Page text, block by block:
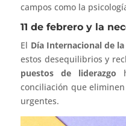
campos como la
11 de febrero y la
El Día Internacional de
estos desequilibrios y
puestos de liderazgo
conciliación que
urgentes.